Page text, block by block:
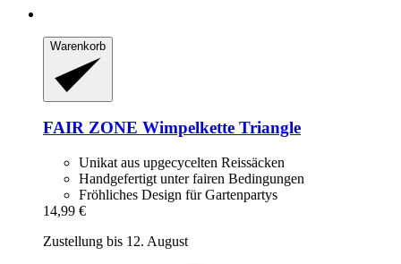
Warenkorb
FAIR ZONE Wimpelkette Triangle
Unikat aus upgecycelten Reissäcken
Handgefertigt unter fairen Bedingungen
Fröhliches Design für Gartenpartys
14,99 €
Zustellung bis 12. August